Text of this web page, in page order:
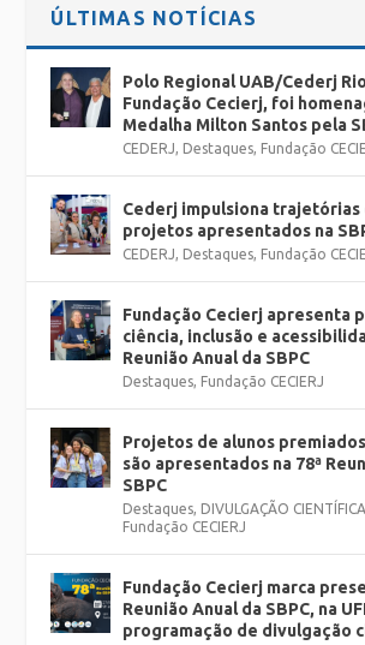
ÚLTIMAS NOTÍCIAS
Polo Regional UAB/Cederj
Fundação Cecierj, foi
Medalha Milton Santos pela
CEDERJ, Destaques, Fundação
Cederj impulsiona
projetos apresentados na
CEDERJ, Destaques, Fundação
Fundação Cecierj apresenta
ciência, inclusão e
Reunião Anual da SBPC
Destaques, Fundação CECIERJ
Projetos de alunos premiados
são apresentados na 78ª
SBPC
Destaques, DIVULGAÇÃO CIENTÍFICA
Fundação CECIERJ
Fundação Cecierj marca
Reunião Anual da SBPC, na
programação de divulgação